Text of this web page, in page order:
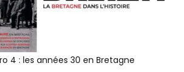
4 : les années 30 en Bretagne